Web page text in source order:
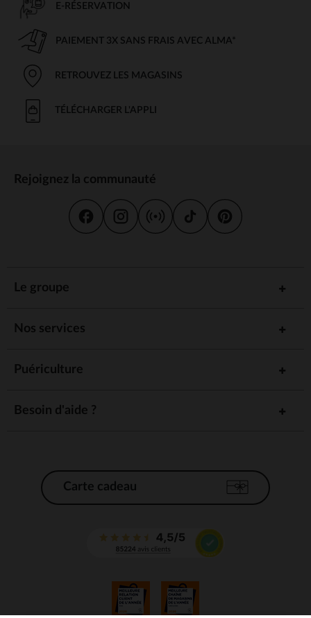
E-RÉSERVATION
PAIEMENT 3X SANS FRAIS AVEC ALMA*
RETROUVEZ LES MAGASINS
TÉLÉCHARGER L'APPLI
Rejoignez la communauté
Le groupe
Nos services
Puériculture
Besoin d'aide ?
Carte cadeau